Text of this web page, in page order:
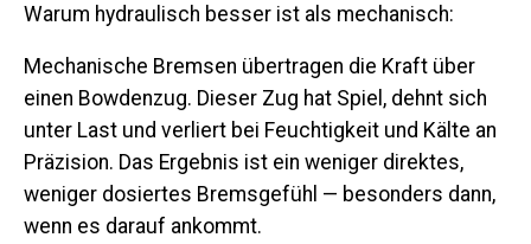
Warum hydraulisch besser ist als mechanisch:
Mechanische Bremsen übertragen die Kraft über
einen Bowdenzug. Dieser Zug hat Spiel, dehnt sich
unter Last und verliert bei Feuchtigkeit und Kälte an
Präzision. Das Ergebnis ist ein weniger direktes,
weniger dosiertes Bremsgefühl — besonders dann,
wenn es darauf ankommt.